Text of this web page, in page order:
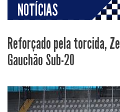
NOTÍCIAS
Reforçado pela torcida,
Gauchão Sub-20